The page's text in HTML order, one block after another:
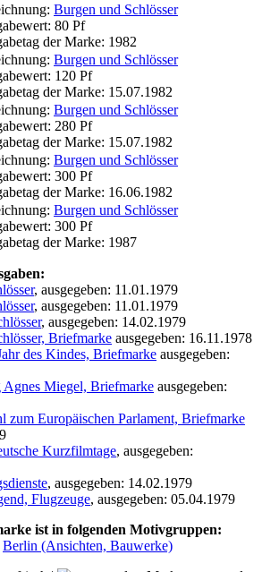
Burgen und Schlösser
80 Pf
der Marke: 1982
Burgen und Schlösser
120 Pf
der Marke: 15.07.1982
Burgen und Schlösser
280 Pf
der Marke: 15.07.1982
Burgen und Schlösser
300 Pf
der Marke: 16.06.1982
Burgen und Schlösser
300 Pf
der Marke: 1987
, ausgegeben: 11.01.1979
, ausgegeben: 11.01.1979
, ausgegeben: 14.02.1979
Briefmarke ausgegeben: 16.11.1978
des Kindes, Briefmarke ausgegeben:
Agnes Miegel, Briefmarke ausgegeben:
zum Europäischen Parlament, Briefmarke
Kurzfilmtage, ausgegeben:
, ausgegeben: 14.02.1979
Flugzeuge, ausgegeben: 05.04.1979
ist in folgenden Motivgruppen:
Berlin (Ansichten, Bauwerke)